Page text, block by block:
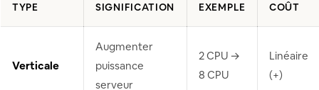
TYPE SIGNIFICATION EXEMPLE COÛT
Verticale
Augmenter
puissance
serveur
2 CPU →
8 CPU
Linéaire
(+)